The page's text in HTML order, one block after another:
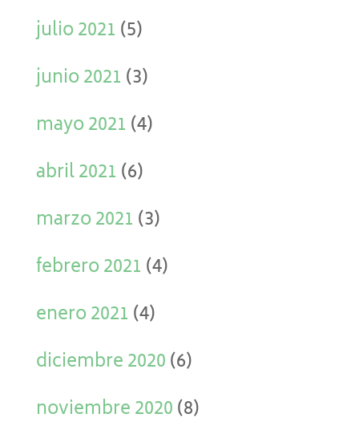
julio 2021 (5)
junio 2021 (3)
mayo 2021 (4)
abril 2021 (6)
marzo 2021 (3)
febrero 2021 (4)
enero 2021 (4)
diciembre 2020(6)
noviembre 2020(8)